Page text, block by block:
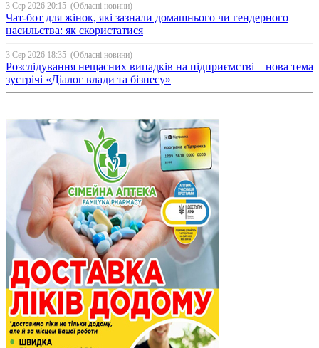
3 Сер 2026 20:15 (Обласні новини)
Чат-бот для жінок, які зазнали домашнього чи гендерного
насильства: як скористатися
3 Сер 2026 18:35 (Обласні новини)
Розслідування нещасних випадків на підприємстві – нова тема
зустрічі «Діалог влади та бізнесу»